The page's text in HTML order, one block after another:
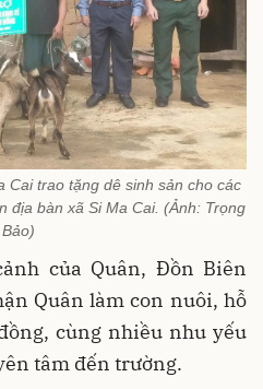
Cai trao tặng dê sinh sản cho các
địa bàn xã Si Ma Cai. (Ảnh: Trọng
Bảo)
của Quân, Đồn Biên
Quân làm con nuôi, hỗ
cùng nhiều nhu yếu
tâm đến trường.